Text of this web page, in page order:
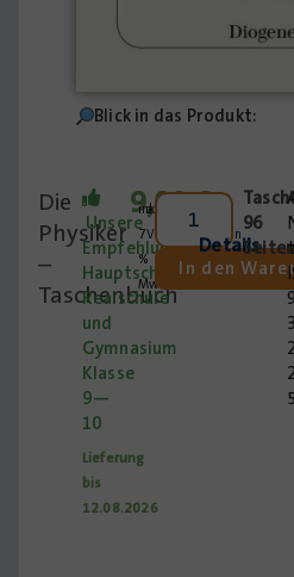
Blick in das Produkt:
Die
Physiker
–
Taschenbuch
Unsere
Empfehlung:
Hauptschule,
Realschule
und
Gymnasium
Klasse
9—
10
Lieferung
bis
12.08.2026
9,00€
inkl.
7
%
MwSt.
zzgl.
Versandkosten
In den
Details
96
5